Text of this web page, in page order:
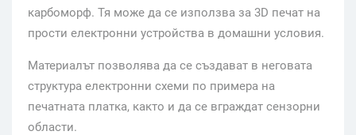
карбоморф. Тя може да се използва за 3D печат на
прости електронни устройства в домашни условия.
Материалът позволява да се създават в неговата
структура електронни схеми по примера на
печатната платка, както и да се вграждат сензорни
области.